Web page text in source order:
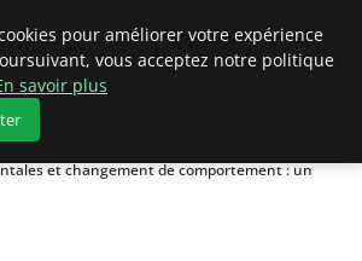
et changement de comportement : un
pour améliorer votre expérience
vous acceptez notre politique
savoir plus